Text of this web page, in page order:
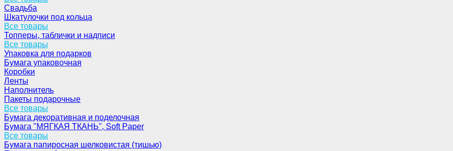
Свадьба
Шкатулочки под кольца
Все товары
Топперы, таблички и надписи
Все товары
Упаковка для подарков
Бумага упаковочная
Коробки
Ленты
Наполнитель
Пакеты подарочные
Все товары
Бумага декоративная и поделочная
Бумага "МЯГКАЯ ТКАНЬ", Soft Paper
Все товары
Бумага папиросная шелковистая (тишью)